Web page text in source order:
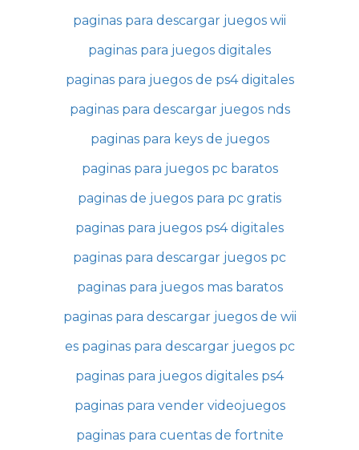
paginas para descargar juegos wii
paginas para juegos digitales
paginas para juegos de ps4 digitales
paginas para descargar juegos nds
paginas para keys de juegos
paginas para juegos pc baratos
paginas de juegos para pc gratis
paginas para juegos ps4 digitales
paginas para descargar juegos pc
paginas para juegos mas baratos
paginas para descargar juegos de wii
es paginas para descargar juegos pc
paginas para juegos digitales ps4
paginas para vender videojuegos
paginas para cuentas de fortnite